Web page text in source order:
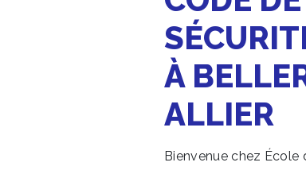
À
ALLIER
Bienvenue chez École de Conduite Pierre, votre auto-